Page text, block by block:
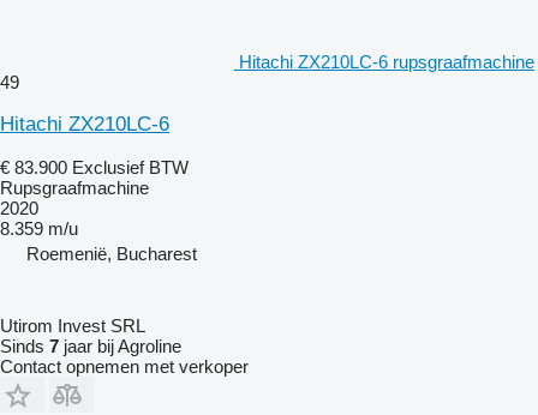
Hitachi ZX210LC-6 rupsgraafmachine
49
Hitachi ZX210LC-6
€ 83.900 Exclusief BTW
Rupsgraafmachine
2020
8.359 m/u
Roemenië, Bucharest
Utirom Invest SRL
Sinds 7 jaar bij Agroline
Contact opnemen met verkoper